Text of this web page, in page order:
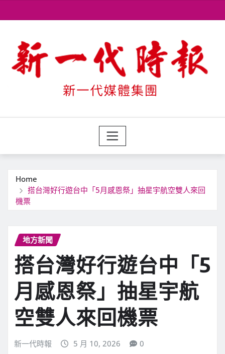
to
Home
搭台灣好行遊台中「5月感恩祭」抽星宇航空雙人來回
機票
地方新聞
搭台灣好行遊台中「5
月感恩祭」抽星宇航
空雙人來回機票
新一代時報 5 月 10, 2026 0